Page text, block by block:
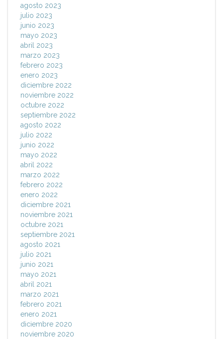
agosto 2023
julio 2023
junio 2023
mayo 2023
abril 2023
marzo 2023
febrero 2023
enero 2023
diciembre 2022
noviembre 2022
octubre 2022
septiembre 2022
agosto 2022
julio 2022
junio 2022
mayo 2022
abril 2022
marzo 2022
febrero 2022
enero 2022
diciembre 2021
noviembre 2021
octubre 2021
septiembre 2021
agosto 2021
julio 2021
junio 2021
mayo 2021
abril 2021
marzo 2021
febrero 2021
enero 2021
diciembre 2020
noviembre 2020